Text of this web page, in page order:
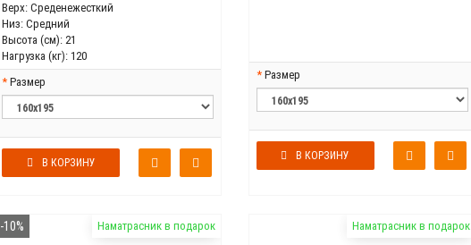
Верх: Среденежесткий
Низ: Средний
Высота (см): 21
Нагрузка (кг): 120
Размер
В КОРЗИНУ
Размер
В КОРЗИНУ
Наматрасник в подарок
-10% Наматрасник в подарок